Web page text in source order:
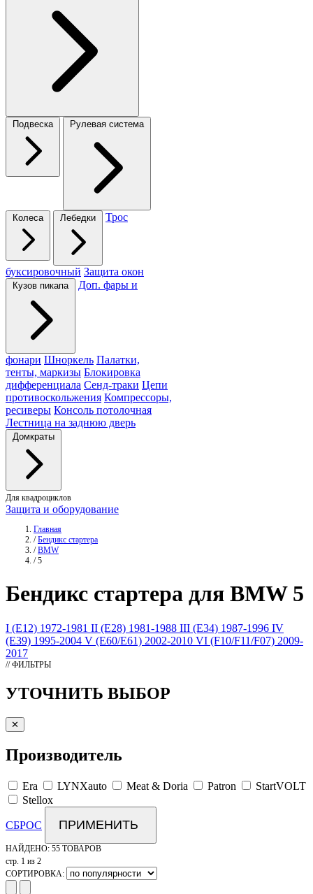
Подвеска Рулевая система
Колеса Лебедки Трос
буксировочный Защита окон
Кузов пикапа Доп. фары и
фонари Шноркель Палатки,
тенты, маркизы Блокировка
дифференциала Сенд-траки Цепи
противоскольжения Компрессоры,
ресиверы Консоль потолочная
Лестница на заднюю дверь
Домкраты
Для квадроциклов
Защита и оборудование
Главная
/ Бендикс стартера
/ BMW
/ 5
Бендикс стартера для BMW 5
I (E12) 1972-1981 II (E28) 1981-1988 III (E34) 1987-1996 IV
(E39) 1995-2004 V (E60/E61) 2002-2010 VI (F10/F11/F07) 2009-
2017
// ФИЛЬТРЫ
УТОЧНИТЬ ВЫБОР
✕
Производитель
Era LYNXauto Meat & Doria Patron
StartVOLT
Stellox
СБРОС ПРИМЕНИТЬ
НАЙДЕНО: 55 ТОВАРОВ
стр. 1 из 2
СОРТИРОВКА: